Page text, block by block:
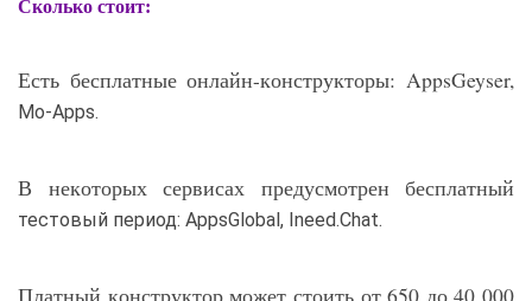
Сколько стоит:
Есть бесплатные онлайн-конструкторы: AppsGeyser,
Mo-Apps.
В некоторых сервисах предусмотрен бесплатный
тестовый период: AppsGlobal, Ineed.Chat.
Платный конструктор может стоить от 650 до 40 000